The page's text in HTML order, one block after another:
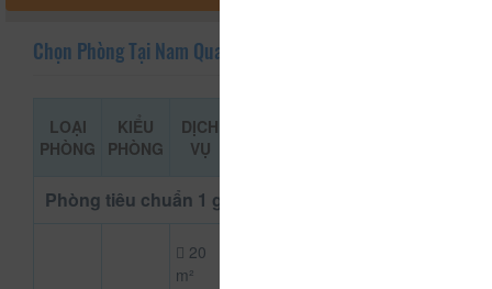
Chọn Phòng Tại Nam Quang
LOẠI
PHÒNG
KIỂU
PHÒNG
DỊCH
VỤ
Phòng tiêu chuẩn 1 giường đôi
20
m²